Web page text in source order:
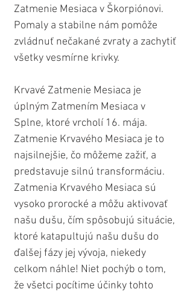
Zatmenie Mesiaca v Škorpiónovi.
Pomaly a stabilne nám pomôže
zvládnuť nečakané zvraty a zachytiť
všetky vesmírne krivky.
Krvavé Zatmenie Mesiaca je
úplným Zatmením Mesiaca v
Splne, ktoré vrcholí 16. mája.
Zatmenie Krvavého Mesiaca je to
najsilnejšie, čo môžeme zažiť, a
predstavuje silnú transformáciu.
Zatmenia Krvavého Mesiaca sú
vysoko prorocké a môžu aktivovať
našu dušu, čím spôsobujú situácie,
ktoré katapultujú našu dušu do
ďalšej fázy jej vývoja, niekedy
celkom náhle! Niet pochýb o tom,
že všetci pocítime účinky tohto